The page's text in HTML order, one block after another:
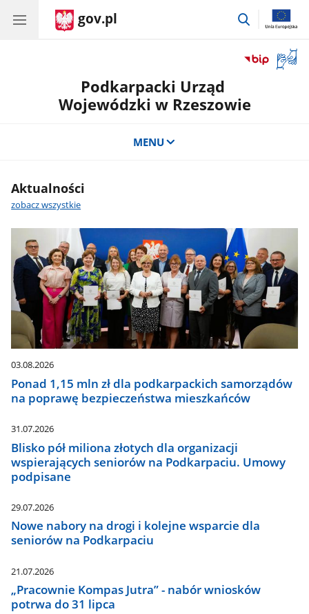
gov.pl
przejdź
okno
Podkarpacki Urząd
Wojewódzki w Rzeszowie
MENU
Aktualności
zobacz wszystkie
03.08.2026
Ponad 1,15 mln zł dla podkarpackich samorządów
na poprawę bezpieczeństwa mieszkańców
31.07.2026
Blisko pół miliona złotych dla organizacji
wspierających seniorów na Podkarpaciu. Umowy
podpisane
29.07.2026
Nowe nabory na drogi i kolejne wsparcie dla
seniorów na Podkarpaciu
21.07.2026
„Pracownie Kompas Jutra” - nabór wniosków
potrwa do 31 lipca